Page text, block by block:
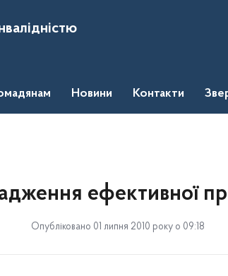
Новини Контакти
ефективної
Опубліковано 01 липня 2010 року о 09:18